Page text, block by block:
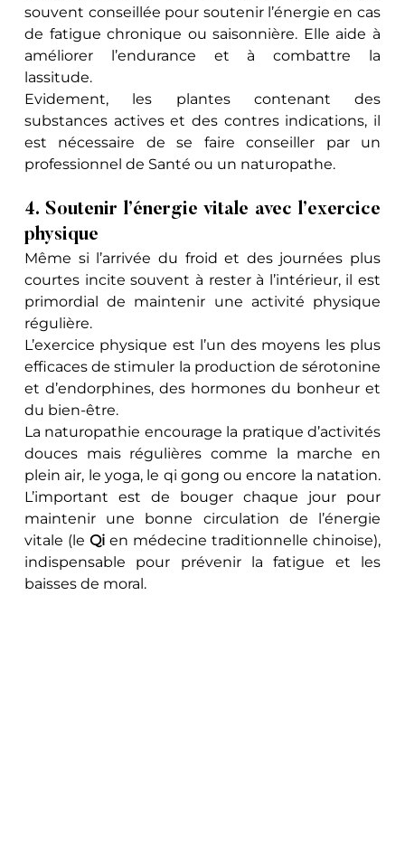
souvent conseillée pour soutenir l’énergie en cas
de fatigue chronique ou saisonnière. Elle aide à
améliorer l’endurance et à combattre la
lassitude.
Evidement, les plantes contenant des
substances actives et des contres indications, il
est nécessaire de se faire conseiller par un
professionnel de Santé ou un naturopathe.
4. Soutenir l’énergie vitale avec l’exercice
physique
Même si l’arrivée du froid et des journées plus
courtes incite souvent à rester à l’intérieur, il est
primordial de maintenir une activité physique
régulière.
L’exercice physique est l’un des moyens les plus
efficaces de stimuler la production de sérotonine
et d’endorphines, des hormones du bonheur et
du bien-être.
La naturopathie encourage la pratique d’activités
douces mais régulières comme la marche en
plein air, le yoga, le qi gong ou encore la natation.
L’important est de bouger chaque jour pour
maintenir une bonne circulation de l’énergie
vitale (le Qi en médecine traditionnelle chinoise),
indispensable pour prévenir la fatigue et les
baisses de moral.